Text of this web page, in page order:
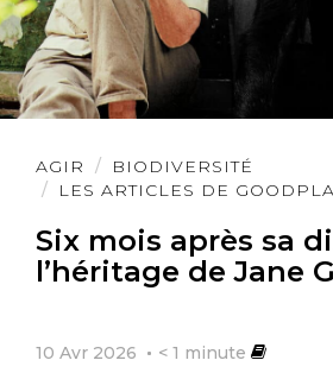
AGIR
BIODIVERSITÉ
LES ARTICLES DE
Six mois après sa
l’héritage de Jane
10 Avr 2026 < 1 minute
Lire
l'article